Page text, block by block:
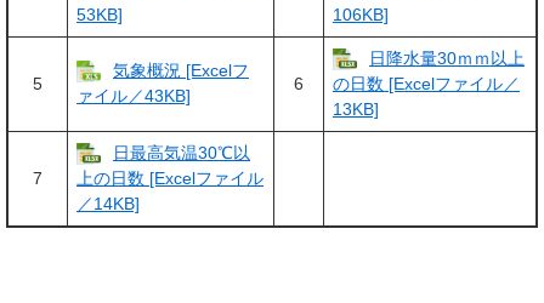
53KB]
106KB]
5
気象概況 [Excelフ
ァイル／43KB]
6
日降水量30ｍｍ以上
の日数 [Excelファイル／
13KB]
7
日最高気温30℃以
上の日数 [Excelファイル
／14KB]